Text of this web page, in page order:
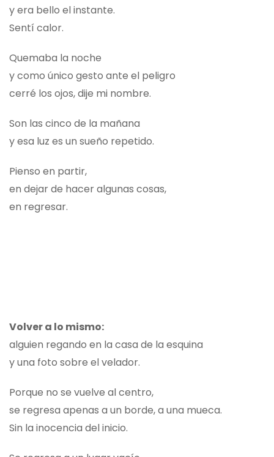
y era bello el instante.
Sentí calor.
Quemaba la noche
y como único gesto ante el peligro
cerré los ojos, dije mi nombre.
Son las cinco de la mañana
y esa luz es un sueño repetido.
Pienso en partir,
en dejar de hacer algunas cosas,
en regresar.
Volver a lo mismo:
alguien regando en la casa de la esquina
y una foto sobre el velador.
Porque no se vuelve al centro,
se regresa apenas a un borde, a una mueca.
Sin la inocencia del inicio.